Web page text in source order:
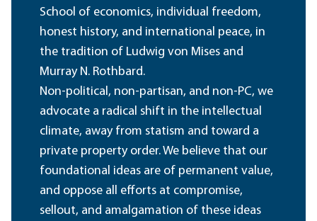
School of economics, individual freedom,
honest history, and international peace, in
the tradition of Ludwig von Mises and
Murray N. Rothbard.
Non-political, non-partisan, and non-PC, we
advocate a radical shift in the intellectual
climate, away from statism and toward a
private property order. We believe that our
foundational ideas are of permanent value,
and oppose all efforts at compromise,
sellout, and amalgamation of these ideas